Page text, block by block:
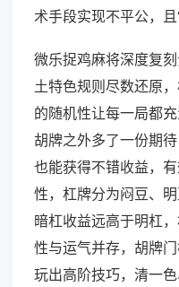
术手段实现不平公，且
微乐捉鸡麻将深度复
土特色规则尽数还原
的随机性让每一局都
胡牌之外多了一份期
也能获得不错收益，
性，杠牌分为闷豆、
暗杠收益远高于明杠
性与运气并存，胡牌
玩出高阶技巧，清一